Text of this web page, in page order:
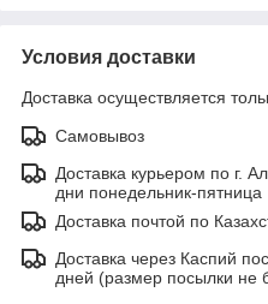
Условия доставки
Доставка осуществляется
Самовывоз
Доставка курьером по г.
дни понедельник-пятница
Доставка почтой по
Доставка через Каспий
дней (размер посылки не